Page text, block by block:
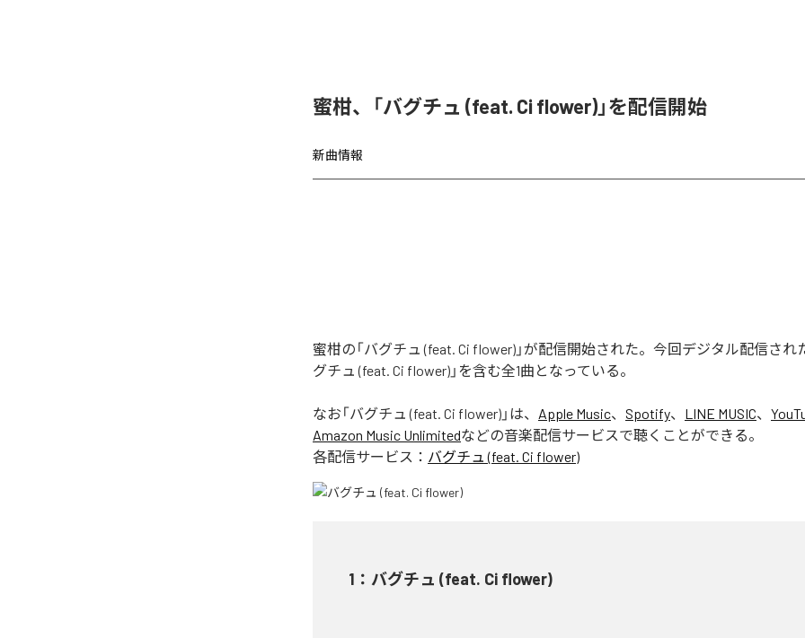
蜜柑、「バグチュ (feat. Ci flower)」を配信開始
新曲情報
蜜柑の「バグチュ (feat. Ci flower)」が配信開始された。今回デジタル配信され
グチュ (feat. Ci flower)」を含む全1曲となっている。
なお「バグチュ (feat. Ci flower) 」は、 Apple Music、 Spotify、 LINE MUSIC、
Amazon Music Unlimitedなどの音楽配信サービスで聴くことができる。
各配信サービス： バグチュ (feat. Ci flower)
1 ： バグチュ (feat. Ci flower)